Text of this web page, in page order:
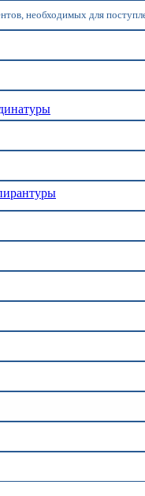
необходимых для